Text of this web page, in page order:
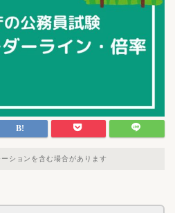
ションを含む場合があります